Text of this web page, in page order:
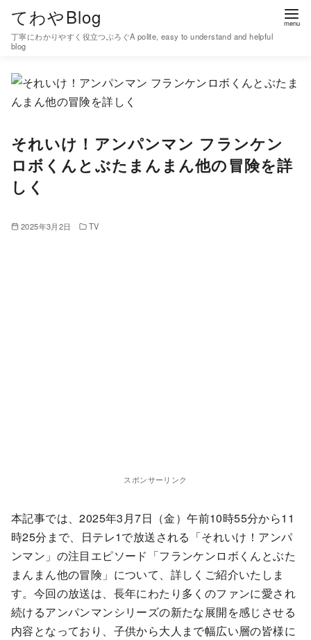
てわやBlog
丁寧にわかりやすく役立つぶろぐA polite, easy to understand and helpful
blog
それいけ！アンパンマン フランケン
ロボくんとぶたまんまん他の冒険を詳
しく
2025年3月2日 TV
スポンサーリンク
本記事では、2025年3月7日（金）午前10時55分から11
時25分まで、日テレ1で放送される「それいけ！アンパ
ンマン」の注目エピソード「フランケンロボくんとぶた
まんまん他の冒険」について、詳しくご紹介いたしま
す。今回の放送は、長年にわたり多くのファンに愛され
続けるアンパンマンシリーズの新たな展開を感じさせる
内容となっており、子供から大人まで幅広い層の皆様に